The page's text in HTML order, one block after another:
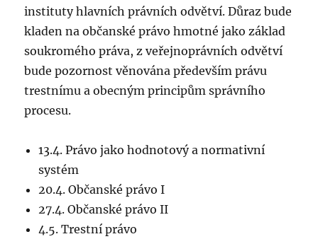
instituty hlavních právních odvětví. Důraz bude
kladen na občanské právo hmotné jako základ
soukromého práva, z veřejnoprávních odvětví
bude pozornost věnována především právu
trestnímu a obecným principům správního
procesu.
13.4. Právo jako hodnotový a normativní
systém
20.4. Občanské právo I
27.4. Občanské právo II
4.5. Trestní právo